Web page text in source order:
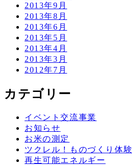
2013年9月
2013年8月
2013年6月
2013年5月
2013年4月
2013年3月
2012年7月
カテゴリー
イベント交流事業
お知らせ
お米の測定
ツクレル！ものづくり体験
再生可能エネルギー